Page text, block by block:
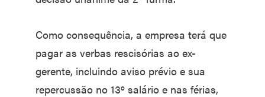
Como consequência, a empresa terá que
pagar as verbas rescisórias ao ex-
gerente, incluindo aviso prévio e sua
repercussão no 13º salário e nas férias,